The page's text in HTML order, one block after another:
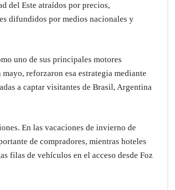
del Este atraídos por precios,
difundidos por medios nacionales y
uno de sus principales motores
reforzaron esa estrategia mediante
a captar visitantes de Brasil, Argentina
En las vacaciones de invierno de
de compradores, mientras hoteles
filas de vehículos en el acceso desde Foz